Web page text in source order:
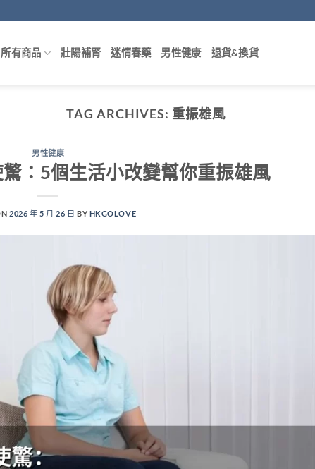
所有商品 壯陽補腎 迷情春藥 男性健康 退貨&換貨
TAG ARCHIVES: 重振雄風
男性健康
：5個生活小改變幫你重振雄風
2026 年 5 月 26 日 BY HKGOLOVE